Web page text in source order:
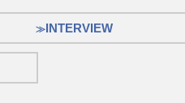
INTERVIEW